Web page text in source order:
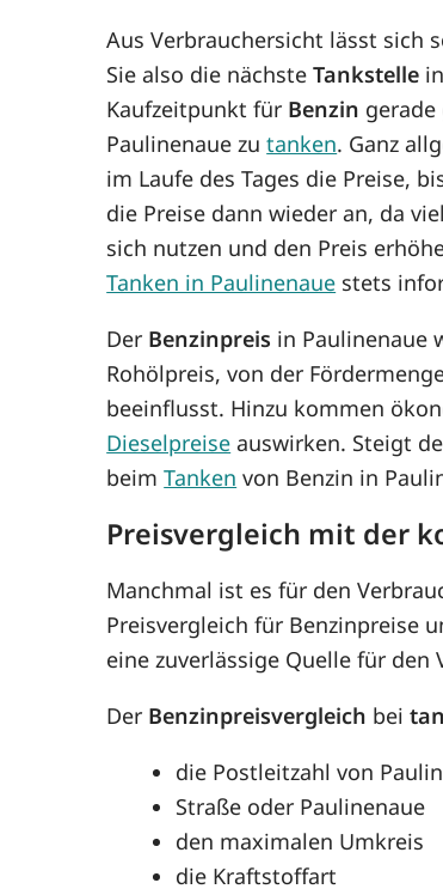
Aus Verbrauchersicht lässt sich
Sie also die nächsteTankstelle
Kaufzeitpunkt für Benzin
Paulinenaue zutanken. Ganz
im Laufe des Tages die Preise,
die Preise dann wieder an, da
sich nutzen und den Preis
Tanken in Paulinenaue stets
Der Benzinpreis in Paulinenaue
Rohölpreis, von der
beeinflusst. Hinzu kommen
Dieselpreise auswirken. Steigt
beimTanken von Benzin in
Preisvergleich mit der
Manchmal ist es für den
Preisvergleich für Benzinpreise
eine zuverlässige Quelle für den
Der Benzinpreisvergleich bei
die Postleitzahl von
Straße oder Paulinenaue
den maximalen Umkreis
die Kraftstoffart